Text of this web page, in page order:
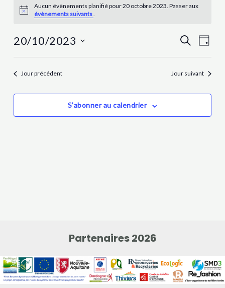
2023
Notice
Aucun évènements planifié pour 20 octobre 2023. Passer aux
évènements suivants.
et
vues
Recherche
de
Jour
20/10/2023
date.Jour précédent Jour suivant
S’abonner au calendrier
Partenaires 2026